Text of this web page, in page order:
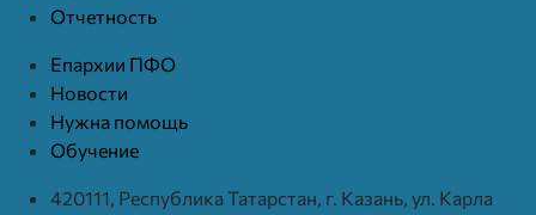
Отчетность
Епархии ПФО
Новости
Нужна помощь
Обучение
420111, Республика Татарстан, г. Казань, ул. Карла